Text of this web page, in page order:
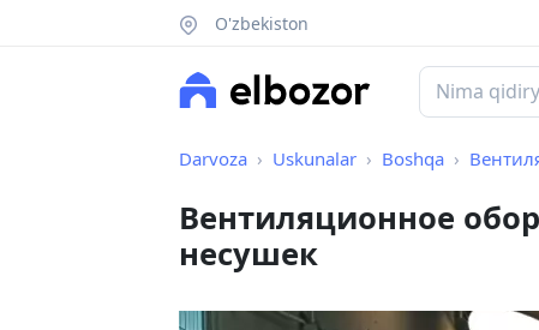
O'zbekiston
Darvoza Uskunalar Boshqa
Вентиляционное
несушек